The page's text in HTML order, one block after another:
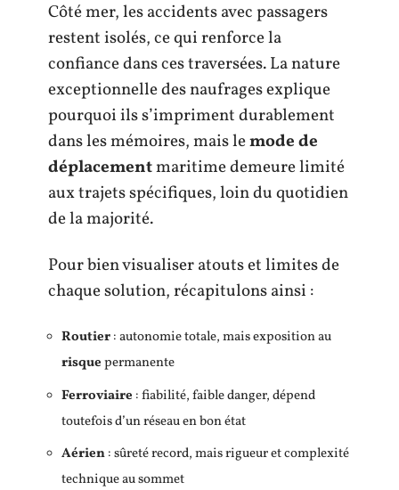
Côté mer, les accidents avec passagers
restent isolés, ce qui renforce la
confiance dans ces traversées. La nature
exceptionnelle des naufrages explique
pourquoi ils s’impriment durablement
dans les mémoires, mais lemode de
déplacementmaritime demeure limité
aux trajets spécifiques, loin du quotidien
de la majorité.
Pour bien visualiser atouts et limites de
chaque solution, récapitulons ainsi :
Routier: autonomie totale, mais exposition au
risquepermanente
Ferroviaire : fiabilité, faible danger, dépend
toutefois d’un réseau en bon état
Aérien: sûreté record, mais rigueur et complexité
technique au sommet